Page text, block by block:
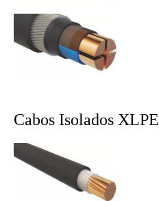
Cabos Isolados XLPE